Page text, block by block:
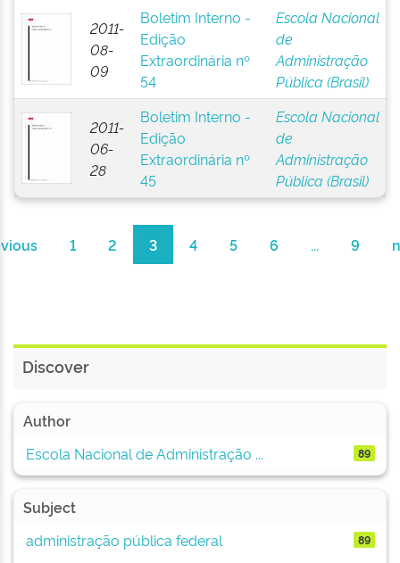
2011-
08-
09
Boletim Interno -
Edição
Extraordinária nº
54
Escola Nacional
de
Administração
Pública (Brasil)
2011-
06-
28
Boletim Interno -
Edição
Extraordinária nº
45
Escola Nacional
de
Administração
Pública (Brasil)
1 2 3 4 5 6 ... 9
Discover
Author
Escola Nacional de Administração ...
89
Subject
administração pública federal
89